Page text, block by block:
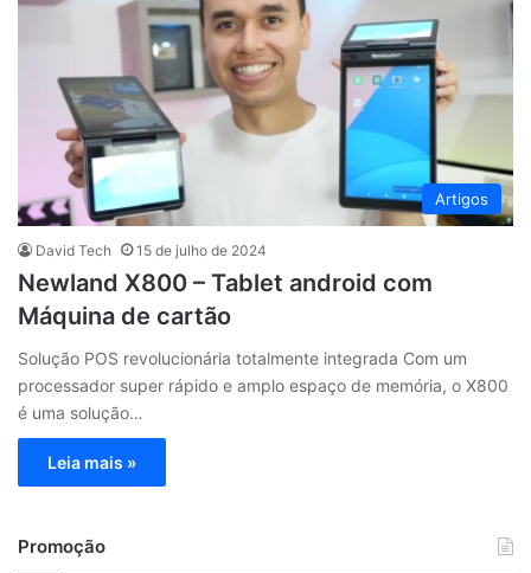
Artigos
David Tech 15 de julho de 2024
Newland X800 – Tablet android com
Máquina de cartão
Solução POS revolucionária totalmente integrada Com um
processador super rápido e amplo espaço de memória, o X800
é uma solução…
Leia mais »
Promoção